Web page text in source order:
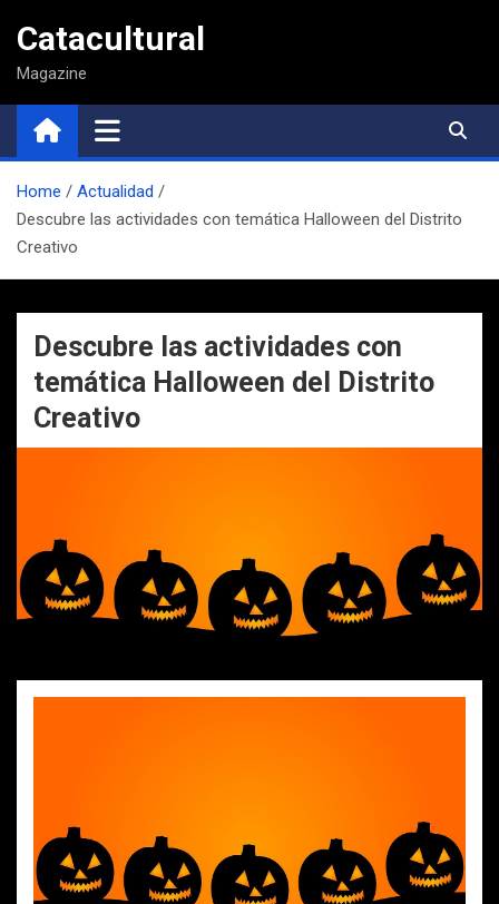
contenido
Catacultural
Magazine
Home
Actualidad
Descubre las actividades con temática Halloween del Distrito
Creativo
Descubre las actividades con
temática Halloween del Distrito
Creativo